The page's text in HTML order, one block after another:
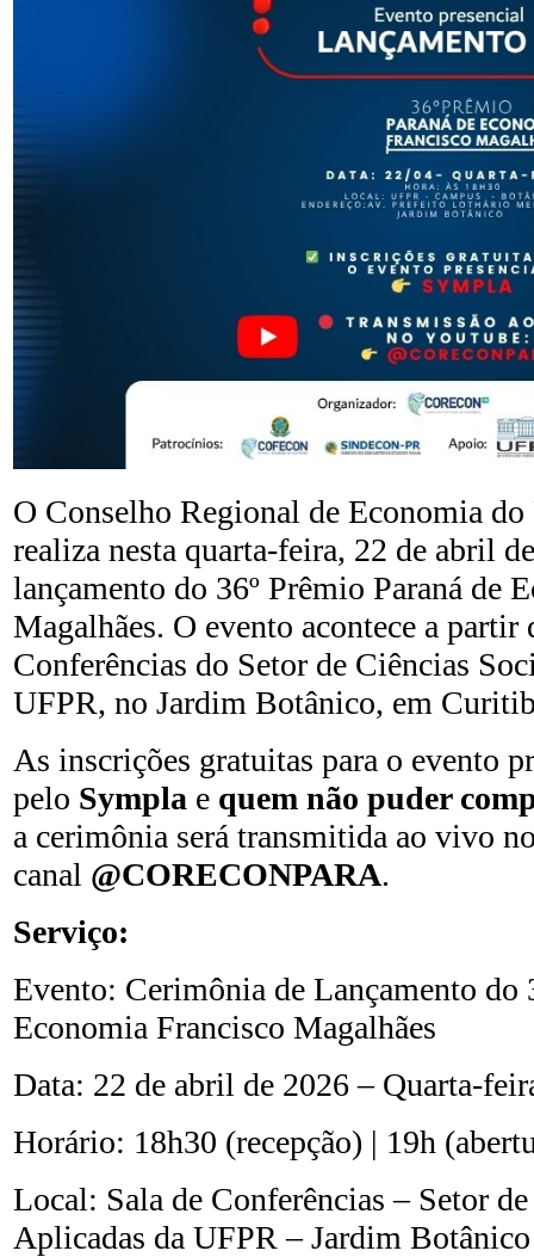
O Conselho Regional de Economia do
realiza nesta quarta-feira, 22 de abril
lançamento do 36º Prêmio Paraná de
Magalhães. O evento acontece a partir
Conferências do Setor de Ciências
UFPR, no Jardim Botânico, em
As inscrições gratuitas para o evento
pelo Sympla e quem não puder
a cerimônia será transmitida ao vivo
canal @CORECONPARA.
Serviço:
Evento: Cerimônia de Lançamento do
Economia Francisco Magalhães
Data: 22 de abril de 2026 – Quarta-
Horário: 18h30 (recepção) | 19h
Local: Sala de Conferências – Setor
Aplicadas da UFPR – Jardim Botânico